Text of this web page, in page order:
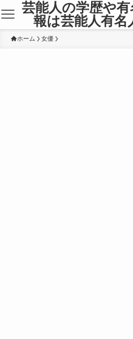
芸能人の学歴や
報は芸能人有名
ホーム 女優